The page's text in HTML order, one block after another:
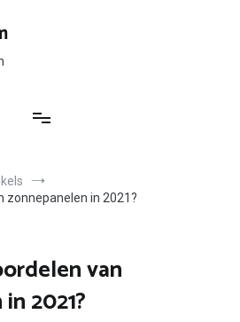
zonnepanelen in 2021?
van
2021?